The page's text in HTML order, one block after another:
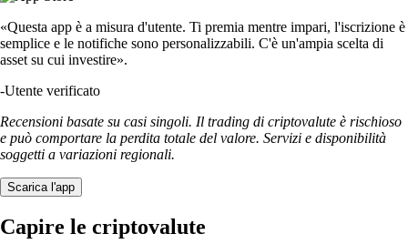
«Questa app è a misura d'utente. Ti premia mentre impari, l'iscrizione è
semplice e le notifiche sono personalizzabili. C'è un'ampia scelta di
asset su cui investire».
-Utente verificato
Recensioni basate su casi singoli. Il trading di criptovalute è rischioso
e può comportare la perdita totale del valore. Servizi e disponibilità
soggetti a variazioni regionali.
Scarica l'app
Capire le criptovalute